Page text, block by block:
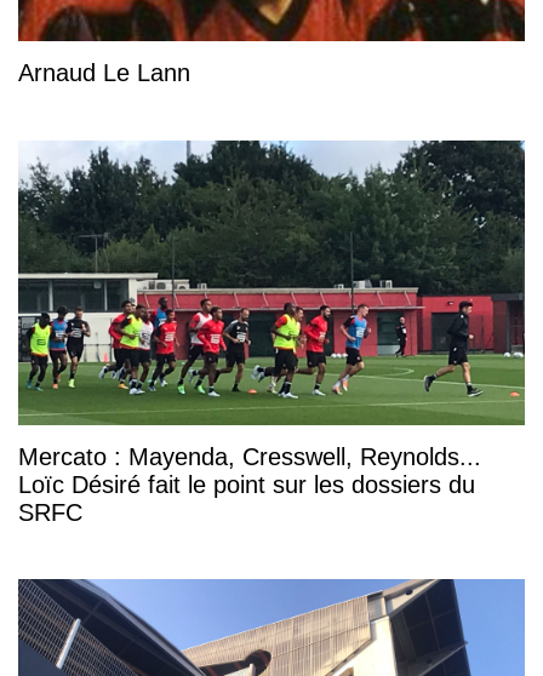
Arnaud Le Lann
Mercato : Mayenda, Cresswell, Reynolds...
Loïc Désiré fait le point sur les dossiers du
SRFC